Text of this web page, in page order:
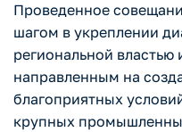
Проведенное
шагом в укреплении
региональной властью
направленным на
благоприятных
крупных